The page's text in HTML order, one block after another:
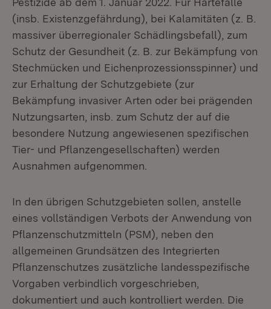
(insb. Existenzgefährdung), bei Kalamitäten (z. B.
massiver überregionaler Schädlingsbefall), zum
Schutz der Gesundheit (z. B. zur Bekämpfung von
Stechmücken und Eichenprozessionsspinner) und
zur Erhaltung der Schutzgebiete (zur
Bekämpfung invasiver Arten oder bei prägenden
Nutzungsarten, insb. zum Schutz der auf die
besondere Nutzung angewiesenen spezifischen
Tier- und Pflanzengesellschaften) werden
Ausnahmen aufgenommen.
In den übrigen Schutzgebieten sollen, anstelle
eines vollständigen Verbots der Anwendung von
Pflanzenschutzmitteln (PSM), neben den
allgemeinen Grundsätzen des Integrierten
Pflanzenschutzes zusätzliche landesspezifische
Vorgaben verbindlich vorgeschrieben,
dokumentiert und auch kontrolliert werden. Die